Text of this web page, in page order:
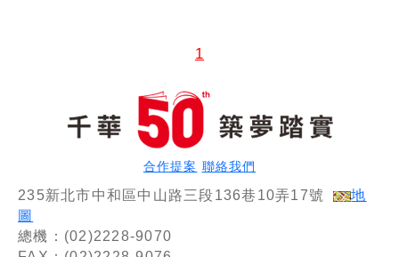
1
合作提案 聯絡我們
235新北市中和區中山路三段136巷10弄17號
地
圖
總機：(02)2228-9070